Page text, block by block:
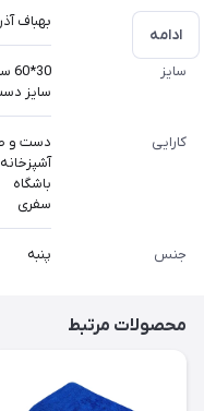
ادامه
بهباف آذر
سایز
30*60 سانتی متر
سایز
کارایی
دست و
آشپزخانه
باشگاه
سفری
جنس پنبه
محصولات مرتبط